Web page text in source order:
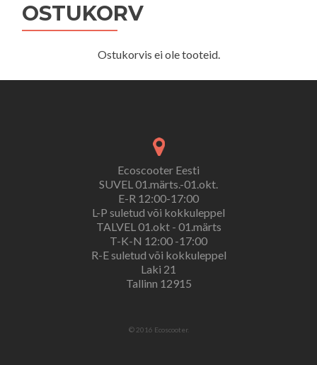
OSTUKORV
Ostukorvis ei ole tooteid.
Ecoscooter Eesti
SUVEL 01.märts.-01.okt.
E-R 12:00-17:00
L-P suletud või kokkuleppel
TALVEL 01.okt - 01.märts
T-K-N 12:00 -17:00
R-E suletud või kokkuleppel
Laki 21
Tallinn 12915
© 2016 Ecoscooter.